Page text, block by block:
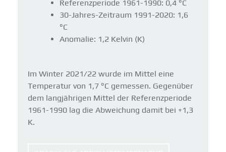
Referenzperiode 1961-1990: 0,4 °C
30-Jahres-Zeitraum 1991-2020: 1,6
°C
Anomalie: 1,2 Kelvin (K)
Im Winter 2021/22 wurde im Mittel eine
Temperatur von 1,7 °C gemessen. Gegenüber
dem langjährigen Mittel der Referenzperiode
1961-1990 lag die Abweichung damit bei +1,3
K.